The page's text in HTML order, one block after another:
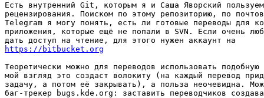
Есть внутренний Git, которым я и Саша Яворский
рецензирования. Поиском по этому репозиторию, по
Telegram я могу понять, есть ли готовые переводы для
приложения, которые ещё не попали в SVN. Если очень
https://bitbucket.org
Теоретически можно для переводов использовать
мой взгляд это создаст волокиту (на каждый перевод
задачу, а потом её закрывать), а польза неочевидна.
баг-трекер bugs.kde.org: заставить переводчиков